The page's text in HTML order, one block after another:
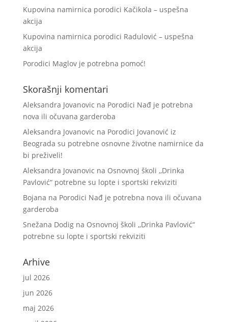
Kupovina namirnica porodici Kačikola – uspešna
akcija
Kupovina namirnica porodici Radulović – uspešna
akcija
Porodici Maglov je potrebna pomoć!
Skorašnji komentari
Aleksandra Jovanovic na Porodici Nađ je potrebna
nova ili očuvana garderoba
Aleksandra Jovanovic na Porodici Jovanović iz
Beograda su potrebne osnovne životne namirnice da
bi preživeli!
Aleksandra Jovanovic na Osnovnoj školi ,,Drinka
Pavlović“ potrebne su lopte i sportski rekviziti
Bojana na Porodici Nađ je potrebna nova ili očuvana
garderoba
Snežana Dodigna Osnovnoj školi ,,Drinka Pavlović“
potrebne su lopte i sportski rekviziti
Arhive
jul 2026
jun 2026
maj 2026